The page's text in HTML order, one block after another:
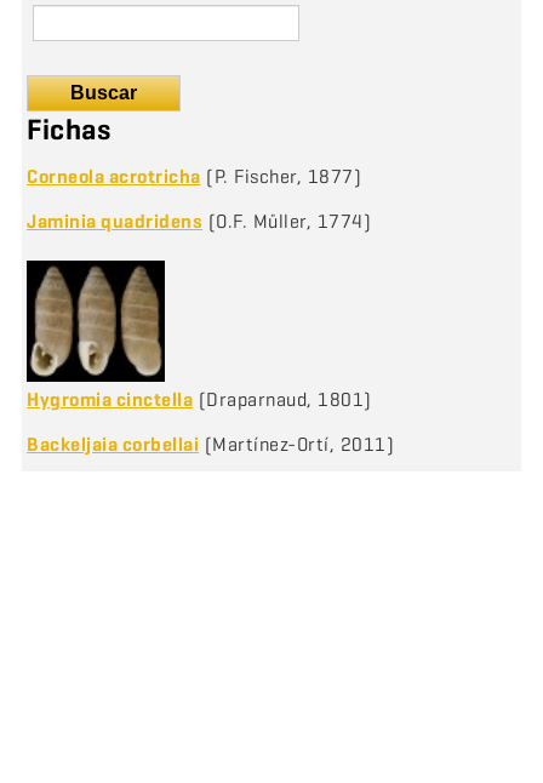
Buscar
Fichas
Corneola acrotricha (P. Fischer, 1877)
Jaminia quadridens (O.F. Müller, 1774)
Hygromia cinctella (Draparnaud, 1801)
Backeljaia corbellai (Martínez-Ortí, 2011)